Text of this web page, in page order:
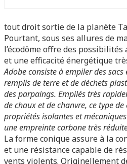
tout droit sortie de la planète
Pourtant, sous ses allures de
l’écodôme offre des
et une efficacité énergétique
Adobe consiste à empiler des
remplis de terre et de déchets
des parpaings. Empilés très
de chaux et de chanvre, ce type
propriétés isolantes et
une empreinte carbone très
La forme conique assure à la
et une résistance capable de
vents violents. Originellement